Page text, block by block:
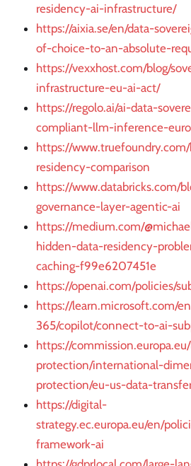
residency-ai-infrastructure/
https://aixia.se/en/data-
of-choice-to-an-absolute-
https://vexxhost.com/blog/
infrastructure-eu-ai-act/
https://regolo.ai/ai-data-
compliant-llm-inference-
https://
residency-comparison
https://www.databricks.com/
governance-layer-agentic-ai
https://medium.com/
hidden-data-residency-
caching-f99e6207451e
https://openai.com/policies/
https://learn.microsoft.com/
365/copilot/connect-to-ai-
https://
protection/international-
protection/eu-us-data-
https://digital-
strategy.ec.europa.eu/en/
framework-ai